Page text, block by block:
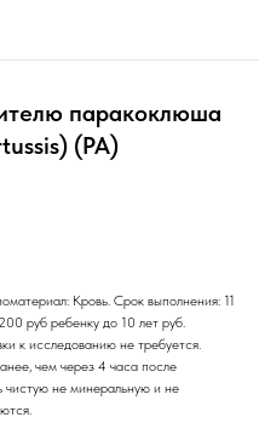
паракоклюша
(РА)
Кровь. Срок выполнения: 11
руб ребенку до 10 лет руб.
к исследованию не требуется.
чем через 4 часа после
чистую не минеральную и не